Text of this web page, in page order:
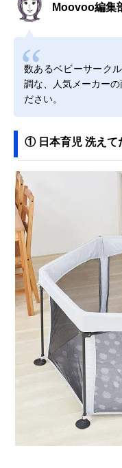
Moovoo編集
数あるベビーサーク
調な、人気メーカー
ださい。
① 日本育児 洗えて